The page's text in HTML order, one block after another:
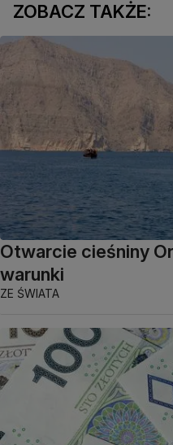
ZOBACZ TAKŻE:
Otwarcie cieśniny
warunki
ZE ŚWIATA